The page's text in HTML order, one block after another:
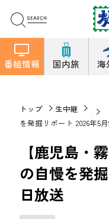
番組情報 国内旅 海
トップ 生中継
を発掘リポート 2026年5
【鹿児島・
の自慢を発
日放送